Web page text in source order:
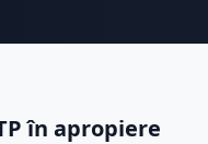
în apropiere